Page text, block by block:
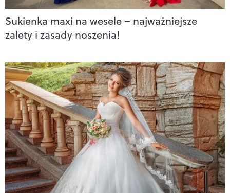
Sukienka maxi na wesele – najważniejsze
zalety i zasady noszenia!